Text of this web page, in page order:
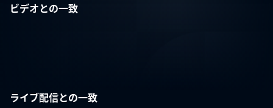
ビデオとの一致
ライブ配信との一致